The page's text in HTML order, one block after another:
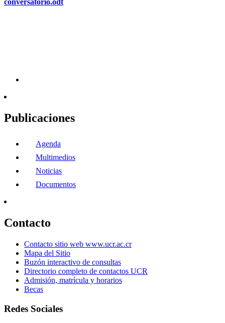
Publicaciones
Agenda
Multimedios
Noticias
Documentos
Contacto
Contacto sitio web www.ucr.ac.cr
Mapa del Sitio
Buzón interactivo de consultas
Directorio completo de contactos UCR
Admisión, matrícula y horarios
Becas
Redes Sociales